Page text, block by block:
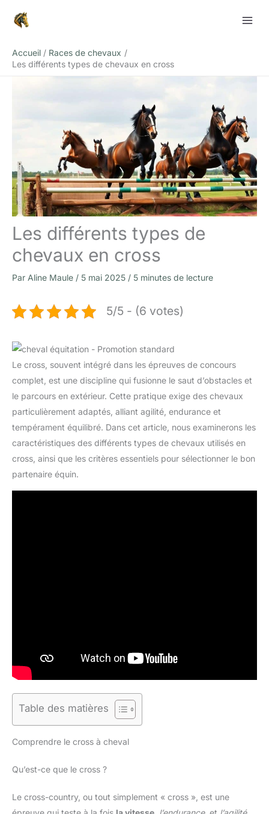
Accueil
Races de chevaux
Les différents types de chevaux en cross
Les différents types de
chevaux en cross
Par Aline Maule / 5 mai 2025 / 5 minutes de lecture
5/5 - (6 votes)
Le cross, souvent intégré dans les épreuves de concours
complet, est une discipline qui fusionne le saut d’obstacles et
le parcours en extérieur. Cette pratique exige des chevaux
particulièrement adaptés, alliant agilité, endurance et
tempérament équilibré. Dans cet article, nous examinerons les
caractéristiques des différents types de chevaux utilisés en
cross, ainsi que les critères essentiels pour sélectionner le bon
partenaire équin.
Table des matières
Comprendre le cross à cheval
Qu’est-ce que le cross ?
Le cross-country, ou tout simplement « cross », est une